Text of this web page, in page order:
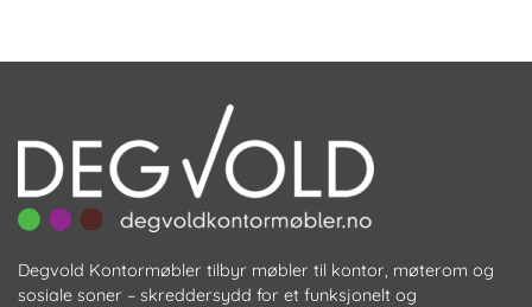
Degvold Kontormøbler tilbyr møbler til kontor, møterom og
sosiale soner – skreddersydd for et funksjonelt og